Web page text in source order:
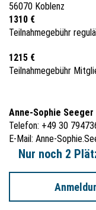
56070 Koblenz
1310 €
Teilnahmegebühr
1215 €
Teilnahmegebühr
Anne-Sophie Seeger
Telefon: +49 30
E-Mail: Anne-
Nur noch 2